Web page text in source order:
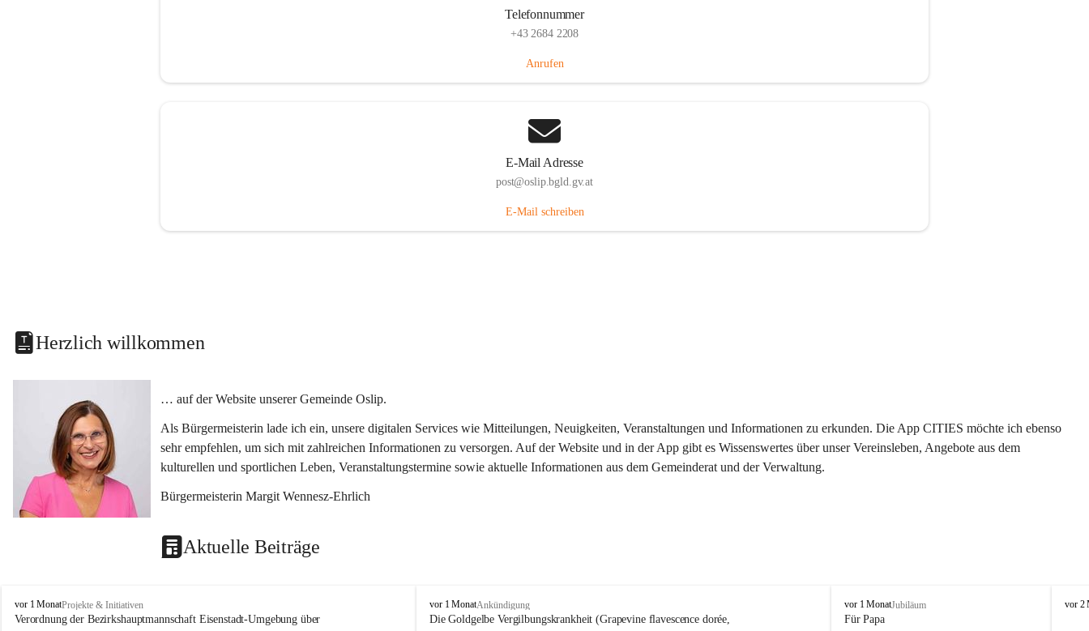
Telefonnummer
+43 2684 2208
Anrufen
E-Mail Adresse
post@oslip.bgld.gv.at
E-Mail schreiben
Herzlich willkommen
… auf der Website unserer Gemeinde Oslip.
Als Bürgermeisterin lade ich ein, unsere digitalen Services wie Mitteilungen, Neuigkeiten, Veranstaltungen und Informationen zu erkunden. Die App CITIES möchte ich ebenso
sehr empfehlen, um sich mit zahlreichen Informationen zu versorgen. Auf der Website und in der App gibt es Wissenswertes über unser Vereinsleben, Angebote aus dem
kulturellen und sportlichen Leben, Veranstaltungstermine sowie aktuelle Informationen aus dem Gemeinderat und der Verwaltung.
Bürgermeisterin Margit Wennesz-Ehrlich
Aktuelle Beiträge
O
s
vor 1 MonatProjekte & Initiativen
Verordnung der Bezirkshauptmannschaft Eisenstadt-Umgebung über
O
s
vor 1 MonatAnkündigung
Die Goldgelbe Vergilbungskrankheit (Grapevine flavescence dorée,
O
s
vor 1 MonatJubiläum
Für Papa
O
vor 2